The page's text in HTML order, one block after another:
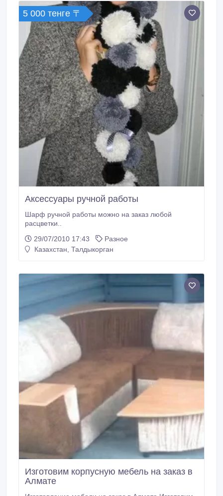
маневренной, чрезвычайно легкий процесс
раскладывания и складывания одной рукой.
5 000 тенге 〒
Аксессуары ручной работы
Шарф ручной работы можно на заказ любой
расцветки..
29/07/2010 17:43
Разное
Казахстан, Талдыкорган
Изготовим корпусную мебель на заказ в
Алмате